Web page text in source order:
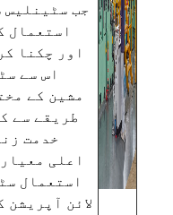
جب سٹینلیس
استعمال
اور چکنا
اس سے
مشین کے
طریقے سے
خدمت
اعلی
استعمال
لائن